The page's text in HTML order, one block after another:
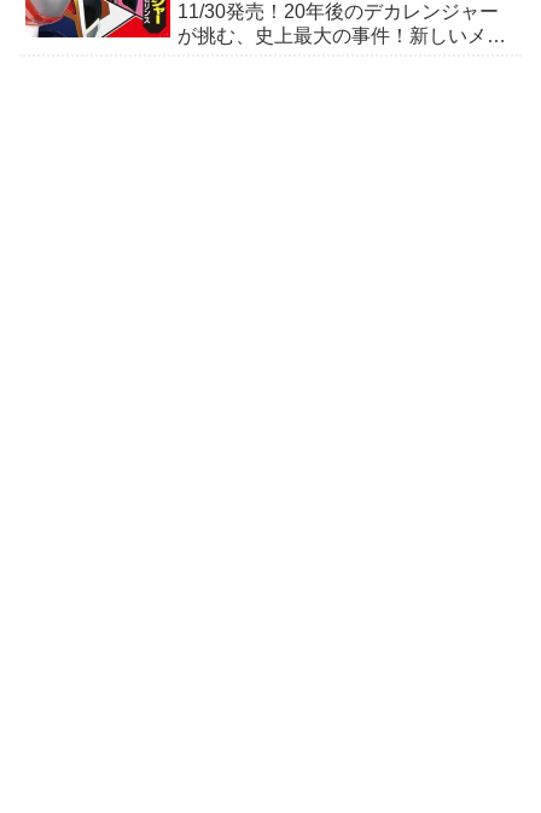
11/30発売！20年後のデカレンジャー
が挑む、史上最大の事件！新しいメカ